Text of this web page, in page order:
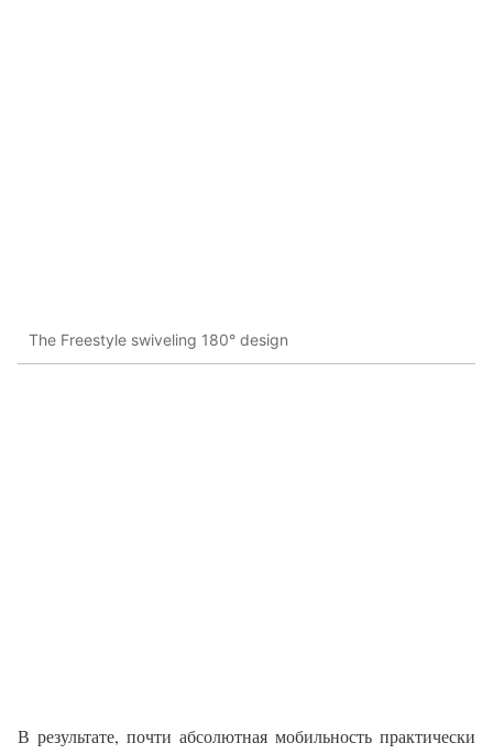
The Freestyle swiveling 180° design
В результате, почти абсолютная мобильность практически